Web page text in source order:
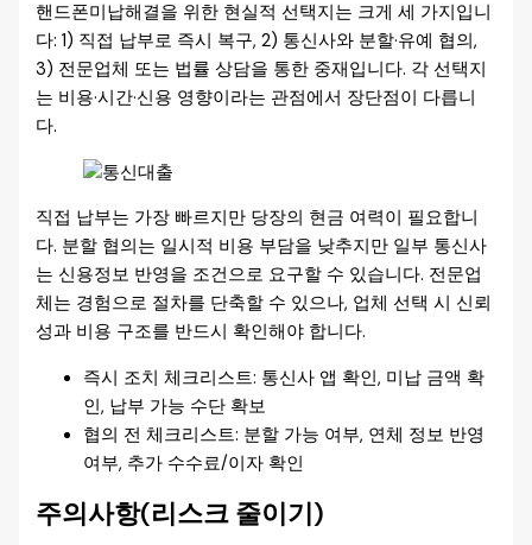
핸드폰미납해결을 위한 현실적 선택지는 크게 세 가지입니
다: 1) 직접 납부로 즉시 복구, 2) 통신사와 분할·유예 협의,
3) 전문업체 또는 법률 상담을 통한 중재입니다. 각 선택지
는 비용·시간·신용 영향이라는 관점에서 장단점이 다릅니
다.
직접 납부는 가장 빠르지만 당장의 현금 여력이 필요합니
다. 분할 협의는 일시적 비용 부담을 낮추지만 일부 통신사
는 신용정보 반영을 조건으로 요구할 수 있습니다. 전문업
체는 경험으로 절차를 단축할 수 있으나, 업체 선택 시 신뢰
성과 비용 구조를 반드시 확인해야 합니다.
즉시 조치 체크리스트: 통신사 앱 확인, 미납 금액 확
인, 납부 가능 수단 확보
협의 전 체크리스트: 분할 가능 여부, 연체 정보 반영
여부, 추가 수수료/이자 확인
주의사항(리스크 줄이기)